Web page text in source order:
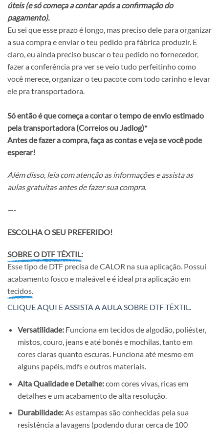
úteis (e só começa a contar após a confirmação do
pagamento).
Eu sei que esse prazo é longo, mas preciso dele para organizar
a sua compra e enviar o teu pedido pra fábrica produzir. E
claro, eu ainda preciso buscar o teu pedido no fornecedor,
fazer a conferência pra ver se veio tudo perfeitinho como
você merece, organizar o teu pacote com todo carinho e levar
ele pra transportadora.
Só então é que começa a contar o tempo de envio estimado
pela transportadora (Correios ou Jadlog)*
Antes de fazer a compra, faça as contas e veja se você pode
esperar!
Além disso, leia com atenção as informações e assista as
aulas gratuitas antes de fazer sua compra.
—-
ESCOLHA O SEU PREFERIDO!
SOBRE O DTF TÊXTIL:
Esse tipo de DTF precisa de CALOR na sua aplicação. Possui
acabamento fosco e maleável e é ideal pra aplicação em
tecidos.
CLIQUE AQUI E ASSISTA A AULA SOBRE DTF TÊXTIL.
Versatilidade:Funciona em tecidos de algodão, poliéster,
mistos, couro, jeans e até bonés e mochilas, tanto em
cores claras quanto escuras. Funciona até mesmo em
alguns papéis, mdfs e outros materiais.
Alta Qualidade e Detalhe:com cores vivas, ricas em
detalhes e um acabamento de alta resolução.
Durabilidade:As estampas são conhecidas pela sua
resistência a lavagens (podendo durar cerca de 100